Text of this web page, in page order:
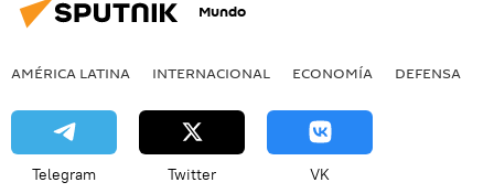
Mundo
AMÉRICA LATINA INTERNACIONAL ECONOMÍA DEFENSA
Telegram Twitter VK